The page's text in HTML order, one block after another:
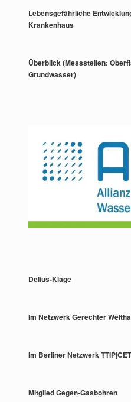
Lebensgefährliche
Krankenhaus
Überblick (Messstellen:
Grundwasser)
Delius-Klage
Im Netzwerk Gerechter
Im Berliner Netzwerk
Mitglied Gegen-Gasbohren